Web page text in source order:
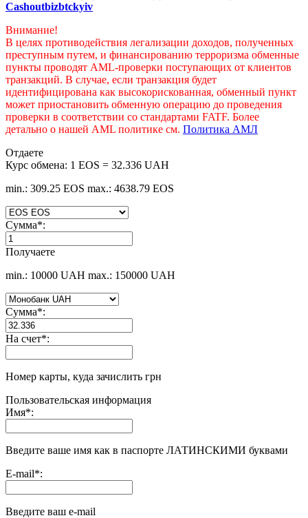
Cashoutbizbtckyiv
Внимание!
В целях противодействия легализации доходов, полученных
преступным путем, и финансированию терроризма обменные
пункты проводят AML-проверки поступающих от клиентов
транзакций. В случае, если транзакция будет
идентифицирована как высокорискованная, обменный пункт
может приостановить обменную операцию до проведения
проверки в соответствии со стандартами FATF. Более
детально о нашей AML политике см. Политика АМЛ
Отдаете
Курс обмена: 1 EOS = 32.336 UAH
min.: 309.25 EOS max.: 4638.79 EOS
Сумма*:
Получаете
min.: 10000 UAH max.: 150000 UAH
Сумма*:
На счет*:
Номер карты, куда зачислить грн
Пользовательская информация
Имя*:
Введите ваше имя как в паспорте ЛАТИНСКИМИ буквами
E-mail*:
Введите ваш e-mail